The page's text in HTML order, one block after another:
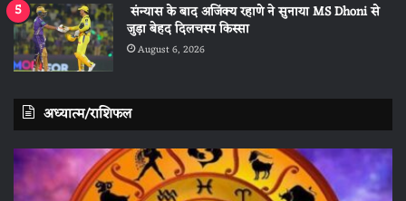
संन्यास के बाद अजिंक्‍य रहाणे ने सुनाया MS Dhoni से
जुड़ा बेहद दिलचस्प किस्सा
August 6, 2026
अध्यात्म/राशिफल